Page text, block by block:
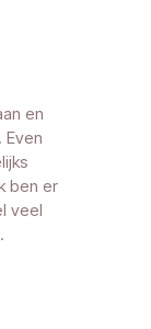
en
ben er
veel